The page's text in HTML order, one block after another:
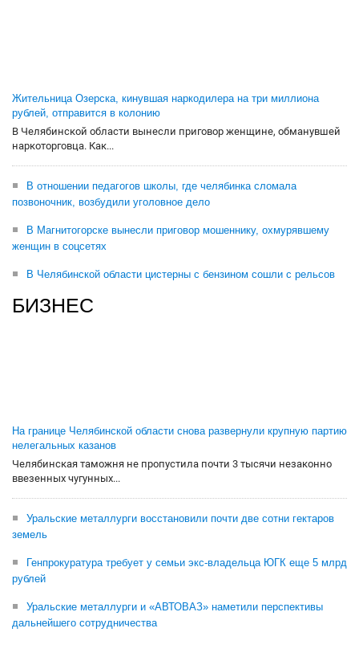
Жительница Озерска, кинувшая наркодилера на три миллиона
рублей, отправится в колонию
В Челябинской области вынесли приговор женщине, обманувшей
наркоторговца. Как...
В отношении педагогов школы, где челябинка сломала
позвоночник, возбудили уголовное дело
В Магнитогорске вынесли приговор мошеннику, охмурявшему
женщин в соцсетях
В Челябинской области цистерны с бензином сошли с рельсов
БИЗНЕС
На границе Челябинской области снова развернули крупную партию
нелегальных казанов
Челябинская таможня не пропустила почти 3 тысячи незаконно
ввезенных чугунных...
Уральские металлурги восстановили почти две сотни гектаров
земель
Генпрокуратура требует у семьи экс-владельца ЮГК еще 5 млрд
рублей
Уральские металлурги и «АВТОВАЗ» наметили перспективы
дальнейшего сотрудничества